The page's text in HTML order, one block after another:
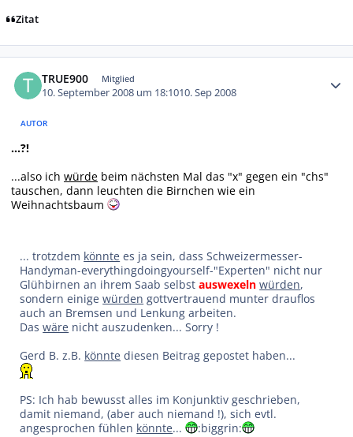
Zitat
TRUE900 Mitglied
10. September 2008 um 18:1010. Sep 2008
AUTOR
...?!
...also ich würde beim nächsten Mal das "x" gegen ein "chs"
tauschen, dann leuchten die Birnchen wie ein
Weihnachtsbaum
... trotzdem könnte es ja sein, dass Schweizermesser-
Handyman-everythingdoingyourself-"Experten" nicht nur
Glühbirnen an ihrem Saab selbstauswexeln würden,
sondern einigewürden gottvertrauend munter drauflos
auch an Bremsen und Lenkung arbeiten.
Daswäre nicht auszudenken... Sorry !
Gerd B. z.B. könnte diesen Beitrag gepostet haben...
PS: Ich hab bewusst alles im Konjunktiv geschrieben,
damit niemand, (aber auch niemand !), sich evtl.
angesprochen fühlen könnte... :biggrin: